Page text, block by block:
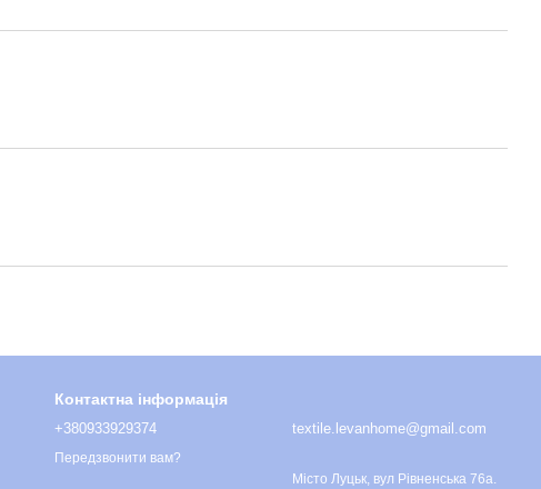
Контактна інформація
+380933929374
Передзвонити вам?
textile.levanhome@gmail.com
Місто Луцьк, вул Рівненська 76а.